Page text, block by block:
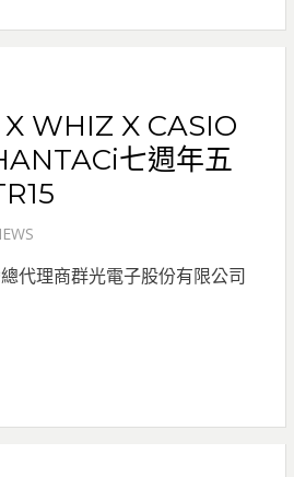
WHIZ X CASIO
七週年五
代理商群光電子股份有限公司